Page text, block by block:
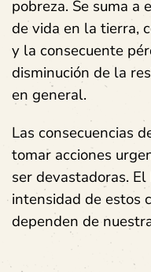
pobreza. Se suma a
de vida en la tierra,
y la consecuente
disminución de la
en general.
Las consecuencias
tomar acciones
ser devastadoras.
intensidad de estos
dependen de